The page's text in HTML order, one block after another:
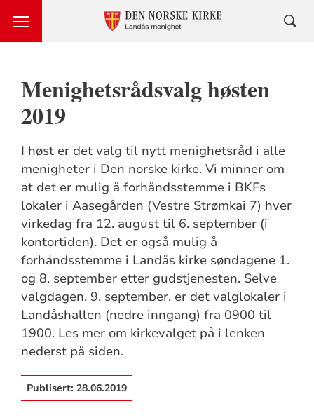
Menighetsrådsvalg høsten
2019
I høst er det valg til nytt menighetsråd i alle
menigheter i Den norske kirke. Vi minner om
at det er mulig å forhåndsstemme i BKFs
lokaler i Aasegården (Vestre Strømkai 7) hver
virkedag fra 12. august til 6. september (i
kontortiden). Det er også mulig å
forhåndsstemme i Landås kirke søndagene 1.
og 8. september etter gudstjenesten. Selve
valgdagen, 9. september, er det valglokaler i
Landåshallen (nedre inngang) fra 0900 til
1900. Les mer om kirkevalget på i lenken
nederst på siden.
Publisert: 28.06.2019